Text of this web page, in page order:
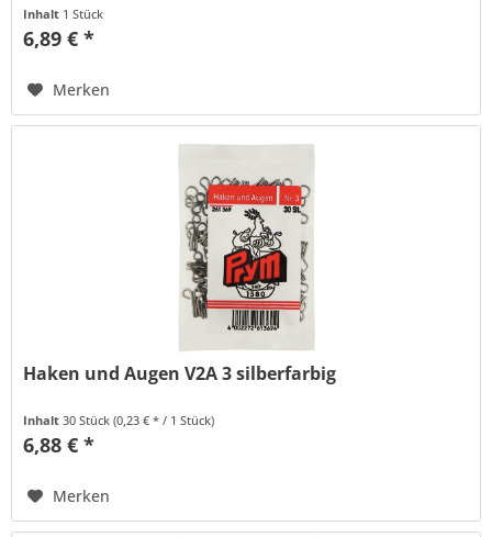
Inhalt 1 Stück
6,89 € *
Merken
Haken und Augen V2A 3 silberfarbig
Inhalt30 Stück(0,23 € * / 1 Stück)
6,88 € *
Merken